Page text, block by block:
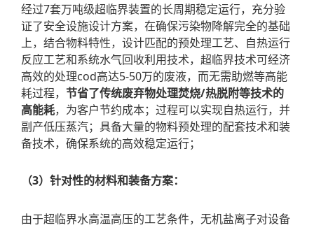
经过7套万吨级超临界装置的长周期稳定运行，充分验
证了安全设施设计方案，在确保污染物降解完全的基础
上，结合物料特性，设计匹配的预处理工艺、自热运行
反应工艺和系统水气回收利用技术，超临界技术可经济
高效的处理cod高达5-50万的废液，而无需助燃等高能
耗过程， 节省了传统废弃物处理焚烧/热脱附等技术的
高能耗，为客户节约成本；过程可以实现自热运行，并
副产低压蒸汽；具备大量的物料预处理的配套技术和装
备技术，确保系统的高效稳定运行；
（3）针对性的材料和装备方案：
由于超临界水高温高压的工艺条件，无机盐离子对设备